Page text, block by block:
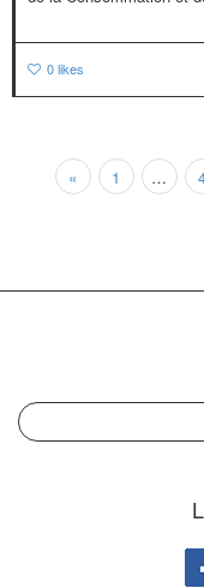
0likes
« 1 …